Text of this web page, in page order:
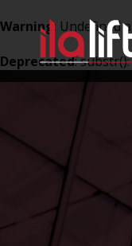
Warning: Undefined
Deprecated: